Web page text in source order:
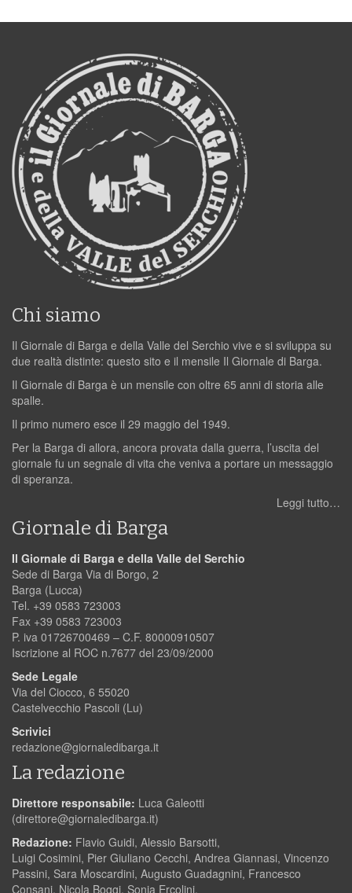
Chi siamo
Il Giornale di Barga e della Valle del Serchio vive e si sviluppa su
due realtà distinte: questo sito e il mensile Il Giornale di Barga.
Il Giornale di Barga è un mensile con oltre 65 anni di storia alle
spalle.
Il primo numero esce il 29 maggio del 1949.
Per la Barga di allora, ancora provata dalla guerra, l’uscita del
giornale fu un segnale di vita che veniva a portare un messaggio
di speranza.
Leggi tutto…
Giornale di Barga
Il Giornale di Barga e della Valle del Serchio
Sede di Barga Via di Borgo, 2
Barga (Lucca)
Tel. +39 0583 723003
Fax +39 0583 723003
P. iva 01726700469 – C.F. 80000910507
Iscrizione al ROC n.7677 del 23/09/2000
Sede Legale
Via del Ciocco, 6 55020
Castelvecchio Pascoli (Lu)
Scrivici
redazione@giornaledibarga.it
La redazione
Direttore responsabile: Luca Galeotti
(direttore@giornaledibarga.it)
Redazione: Flavio Guidi, Alessio Barsotti,
Luigi Cosimini, Pier Giuliano Cecchi, Andrea Giannasi, Vincenzo
Passini, Sara Moscardini, Augusto Guadagnini, Francesco
Consani, Nicola Boggi, Sonia Ercolini.